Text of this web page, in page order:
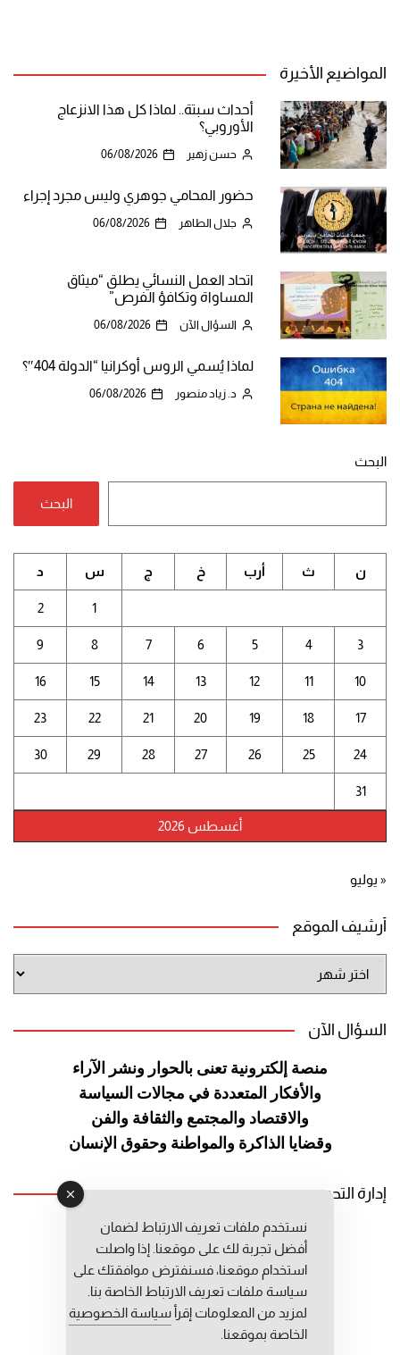
المواضيع الأخيرة
أحداث سبتة.. لماذا كل هذا الانزعاج
الأوروبي؟
حسن زهير 06/08/2026
حضور المحامي جوهري وليس مجرد إجراء
جلال الطاهر 06/08/2026
اتحاد العمل النسائي يطلق “ميثاق
المساواة وتكافؤ الفرص”
السؤال الآن 06/08/2026
لماذا يُسمي الروس أوكرانيا “الدولة 404″؟
د. زياد منصور 06/08/2026
البحث
البحث
أغسطس 2026
ن ث أرب خ ج س د
1
2
3
4
5
6
7
8
9
10
11
12
13
14
15
16
17
18
19
20
21
22
23
24
25
26
27
28
29
30
31
« يوليو
أرشيف الموقع
الموقع
السؤال الآن
منصة إلكترونية تعنى بالحوار ونشر الآراء
والأفكار المتعددة في مجالات السياسة
والاقتصاد والمجتمع والثقافة والفن
وقضايا الذاكرة والمواطنة وحقوق الإنسان
إدارة التحرير
رئيس التحرير: عبد الرحيم التوراني
رئيس التحرير المساعد: المعطي قبال
مديرة التحرير: فاطمة حوحو
نستخدم ملفات تعريف الارتباط لضمان
أفضل تجربة لك على موقعنا. إذا واصلت
استخدام موقعنا، فسنفترض موافقتك على
سياسة ملفات تعريف الارتباط الخاصة بنا.
لمزيد من المعلومات إقرأ سياسة الخصوصية
الخاصة بموقعنا.